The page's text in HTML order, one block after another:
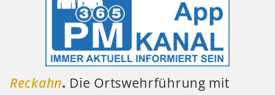
Reckahn. Die Ortswehrführung mit